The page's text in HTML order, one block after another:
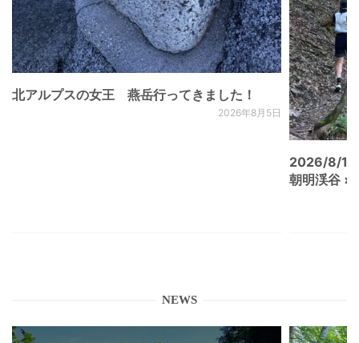
北アルプスの女王 燕岳行ってきました！
2026年8月5日
2026/8/
朝明渓谷 ×
NEWS